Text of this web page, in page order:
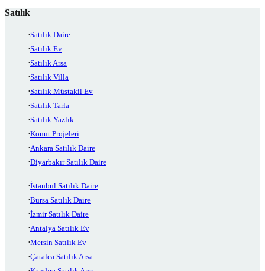
Satılık
Satılık Daire
Satılık Ev
Satılık Arsa
Satılık Villa
Satılık Müstakil Ev
Satılık Tarla
Satılık Yazlık
Konut Projeleri
Ankara Satılık Daire
Diyarbakır Satılık Daire
İstanbul Satılık Daire
Bursa Satılık Daire
İzmir Satılık Daire
Antalya Satılık Ev
Mersin Satılık Ev
Çatalca Satılık Arsa